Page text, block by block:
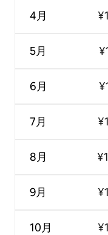
4月
5月
6月
7月
8月
9月
10月